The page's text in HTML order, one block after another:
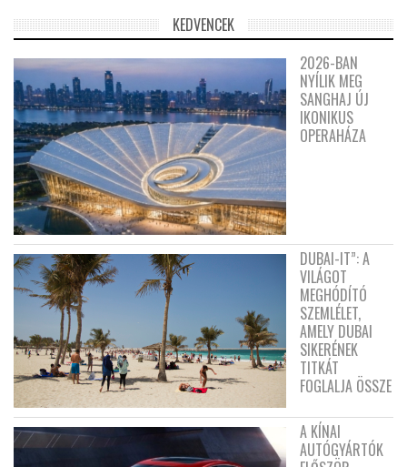
KEDVENCEK
2026-BAN
NYÍLIK MEG
SANGHAJ ÚJ
IKONIKUS
OPERAHÁZA
DUBAI-IT”: A
VILÁGOT
MEGHÓDÍTÓ
SZEMLÉLET,
AMELY DUBAI
SIKERÉNEK
TITKÁT
FOGLALJA ÖSSZE
A KÍNAI
AUTÓGYÁRTÓK